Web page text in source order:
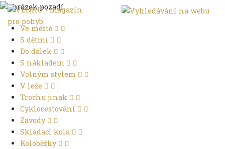
Ve městě
S dětmi
Do dálek
S nákladem
Volným stylem
V leže
Trochu jinak
Cyklocestování
Závody
Skládací kola
Koloběžky